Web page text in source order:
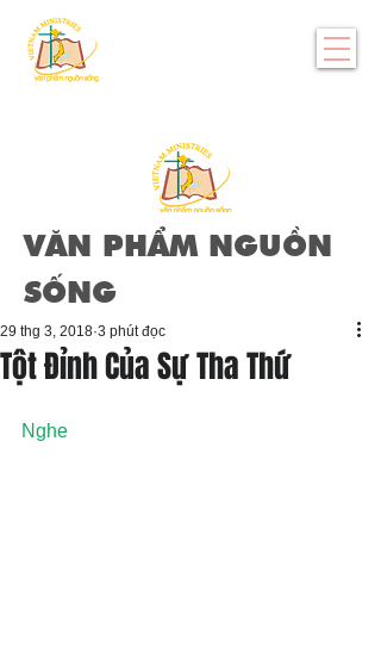
VĂN PHẨM NGUỒN
SỐNG
Tột Đỉnh Của Sự Tha Thứ
29 thg 3, 2018 3 phút đọc
Nghe